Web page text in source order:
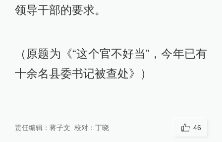
领导干部的要求。
（原题为《“这个官不好当”，今年已有
十余名县委书记被查处》）
责任编辑： 蒋子文 校对： 丁晓 46